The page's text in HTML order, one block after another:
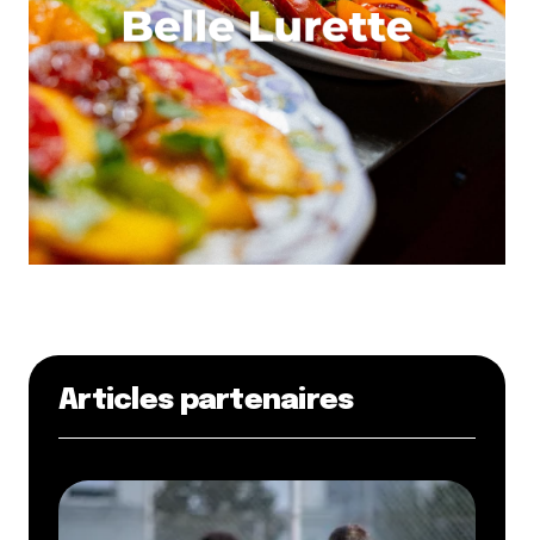
Articles partenaires